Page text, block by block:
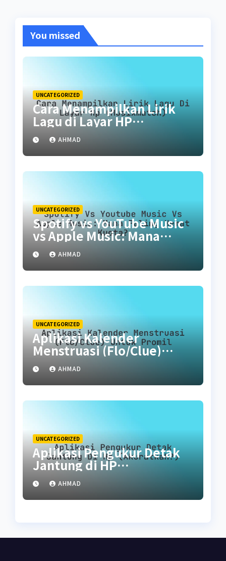
You missed
UNCATEGORIZED
Cara Menampilkan Lirik
Lagu di Layar HP
(Musixmatch)
AHMAD
UNCATEGORIZED
Spotify vs YouTube Music
vs Apple Music: Mana
Paling Hemat Kuota?
AHMAD
UNCATEGORIZED
Aplikasi Kalender
Menstruasi (Flo/Clue)
untuk Promil
AHMAD
UNCATEGORIZED
Aplikasi Pengukur Detak
Jantung di HP
(Akuratkah?)
AHMAD